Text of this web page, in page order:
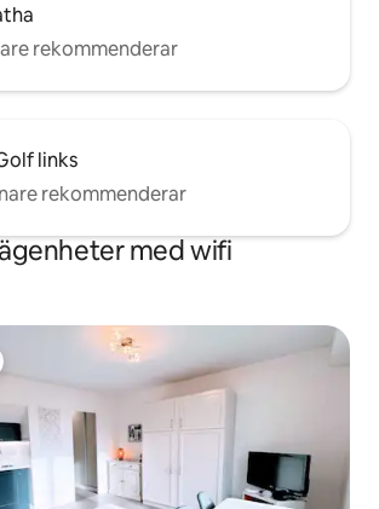
rekommenderar
links
rekommenderar
med wifi